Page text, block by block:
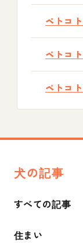
ペトコ
ペトコ
ペトコ
犬の記事
すべての記事
住まい